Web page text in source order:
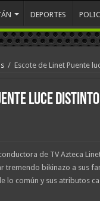
DEPORTES
/ Escote de Linet Puente
luce distinto
de TV Azteca
tremendo bikinazo a sus
lo común y sus atributos